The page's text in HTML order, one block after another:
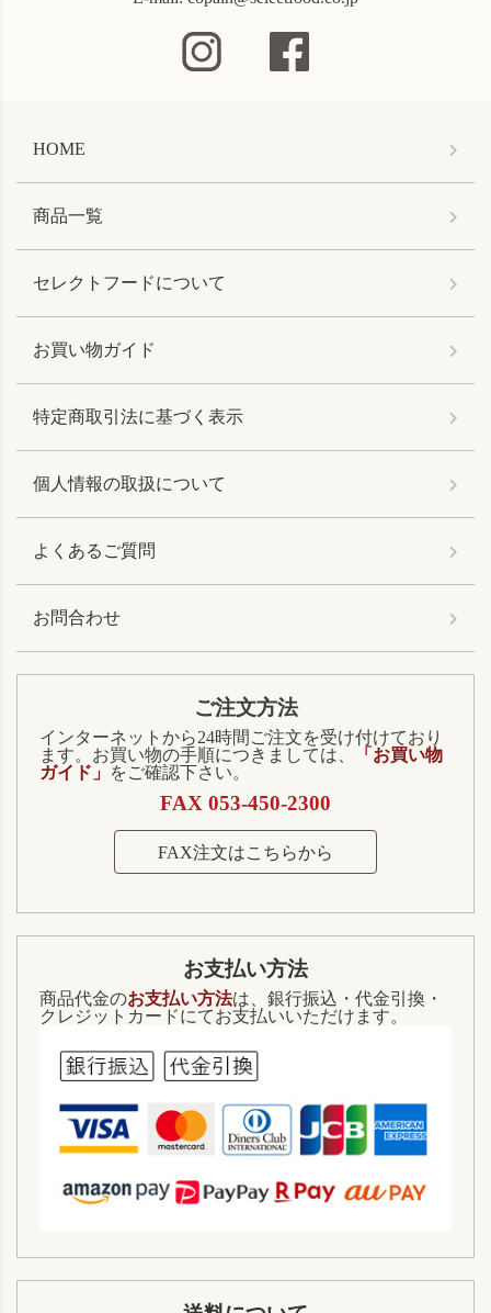
HOME
商品一覧
セレクトフードについて
お買い物ガイド
特定商取引法に基づく表示
個人情報の取扱について
よくあるご質問
お問合わせ
ご注文方法
インターネットから24時間ご注文を受け付けており
ます。お買い物の手順につきましては、
「お買い物
ガイド」 をご確認下さい。
FAX 053-450-2300
FAX注文はこちらから
お支払い方法
商品代金のお支払い方法は、銀行振込・代金引換・
クレジットカードにてお支払いいただけます。